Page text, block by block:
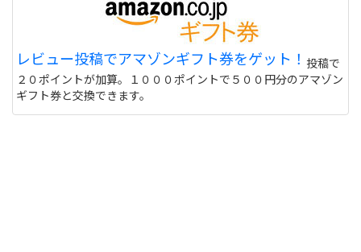
レビュー投稿でアマゾンギフト券をゲット！ 投稿で
２０ポイントが加算。１０００ポイントで５００円分のアマゾン
ギフト券と交換できます。